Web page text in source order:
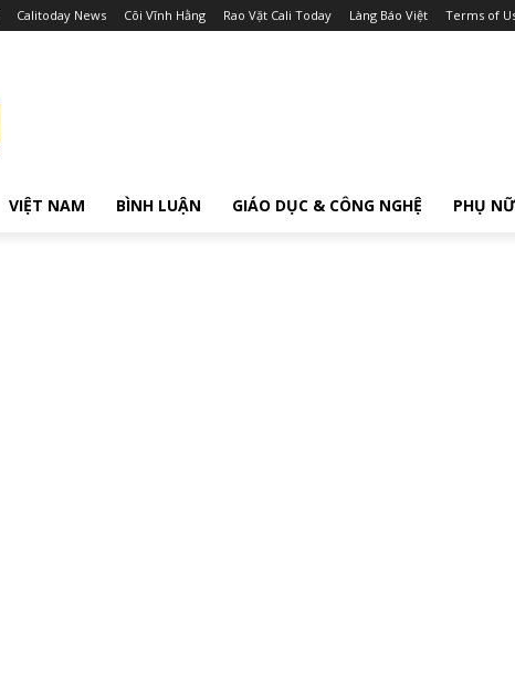
Calitoday News Cõi Vĩnh Hằng Rao Vặt Cali Today Làng Báo Việt Terms of
VIỆT NAM BÌNH LUẬN GIÁO DỤC & CÔNG NGHỆ PHỤ NỮ